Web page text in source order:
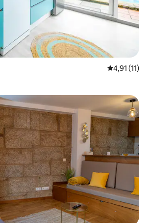
4,91 de uma
4,91 (11)